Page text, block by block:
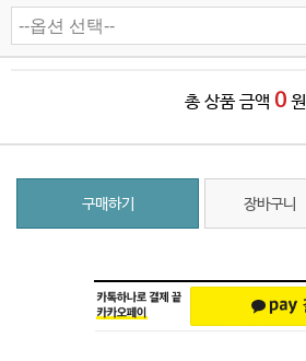
총 상품 금액 0 원
구매하기 장바구니